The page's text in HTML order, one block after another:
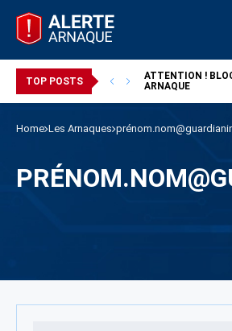
TOP POSTS ATTENTION !
ARNAQUE
Home Les Arnaques